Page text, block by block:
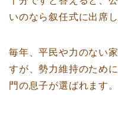
いのなら叙任式に出席
毎年、平民や力のない
すが、勢力維持のため
門の息子が選ばれます。